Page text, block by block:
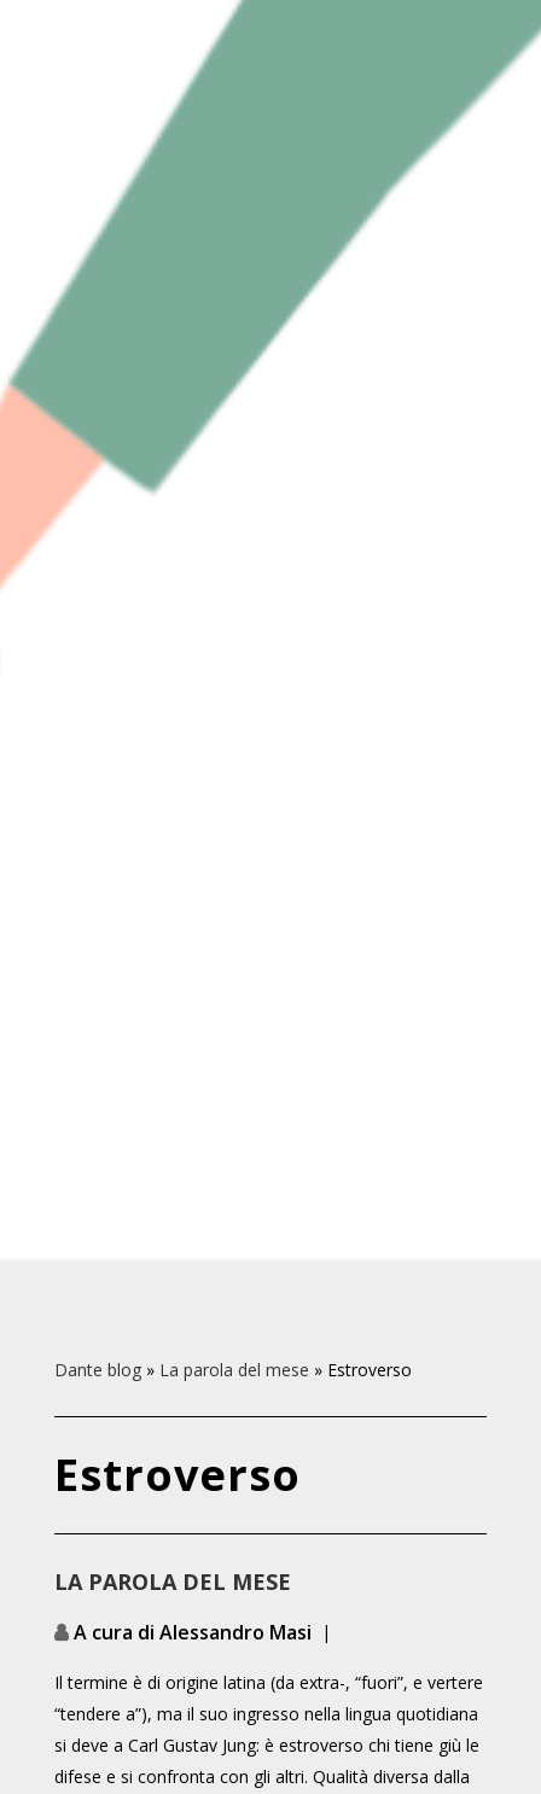
Dante blog» La parola del mese » Estroverso
Estroverso
LA PAROLA DEL MESE
A cura di Alessandro Masi |
Il termine è di origine latina (da extra-, “fuori”, e vertere
“tendere a”), ma il suo ingresso nella lingua quotidiana
si deve a Carl Gustav Jung: è estroverso chi tiene giù le
difese e si confronta con gli altri. Qualità diversa dalla